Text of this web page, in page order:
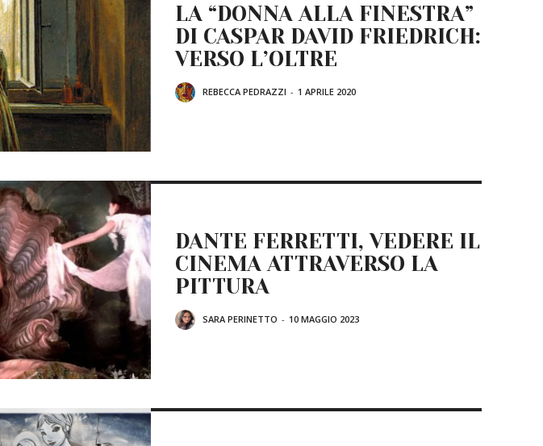
LA “DONNA ALLA FINESTRA”
DI CASPAR DAVID FRIEDRICH:
VERSO L’OLTRE
REBECCA PEDRAZZI - 1 APRILE 2020
DANTE FERRETTI, VEDERE IL
CINEMA ATTRAVERSO LA
PITTURA
SARA PERINETTO - 10 MAGGIO 2023